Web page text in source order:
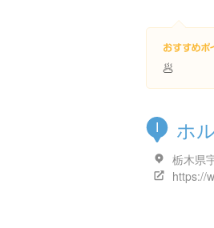
🥟
ホ
https://